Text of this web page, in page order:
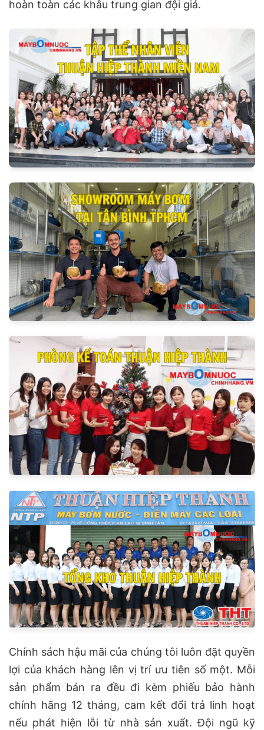
hoàn toàn các khâu trung gian đội giá.
Chính sách hậu mãi của chúng tôi luôn đặt quyền
lợi của khách hàng lên vị trí ưu tiên số một. Mỗi
sản phẩm bán ra đều đi kèm phiếu bảo hành
chính hãng 12 tháng, cam kết đổi trả linh hoạt
nếu phát hiện lỗi từ nhà sản xuất. Đội ngũ kỹ